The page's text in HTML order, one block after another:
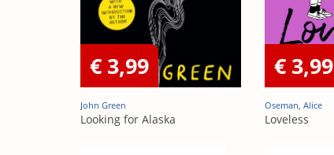
€ 3,99
John Green
Looking for Alaska
€ 3,99
Oseman, Alice
Loveless